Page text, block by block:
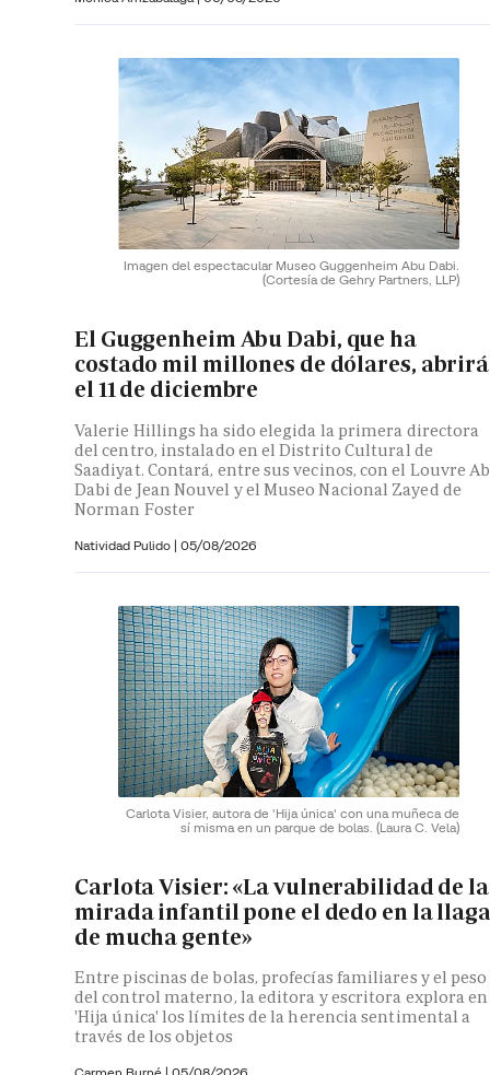
Imagen del espectacular Museo Guggenheim Abu Dabi.
(Cortesía de Gehry Partners, LLP)
El Guggenheim Abu Dabi, que ha
costado mil millones de dólares, abrirá
el 11 de diciembre
Valerie Hillings ha sido elegida la primera directora
del centro, instalado en el Distrito Cultural de
Saadiyat. Contará, entre sus vecinos, con el Louvre
Dabi de Jean Nouvel y el Museo Nacional Zayed de
Norman Foster
Natividad Pulido | 05/08/2026
Carlota Visier, autora de 'Hija única' con una muñeca de
sí misma en un parque de bolas. (Laura C. Vela)
Carlota Visier: «La vulnerabilidad de la
mirada infantil pone el dedo en la llaga
de mucha gente»
Entre piscinas de bolas, profecías familiares y el peso
del control materno, la editora y escritora explora en
'Hija única' los límites de la herencia sentimental a
través de los objetos